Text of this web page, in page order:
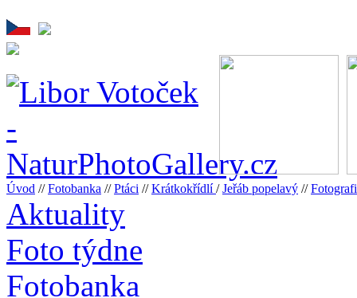
Úvod //Fotobanka //Ptáci //Krátkokřídlí/Jeřáb popelavý //
Aktuality
Foto týdne
Fotobanka